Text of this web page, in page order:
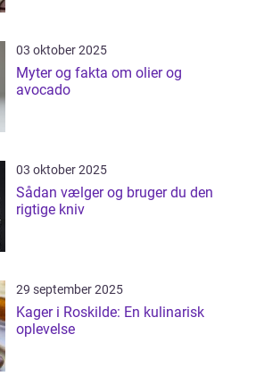
03 oktober 2025
Myter og fakta om olier og
avocado
03 oktober 2025
Sådan vælger og bruger du den
rigtige kniv
29 september 2025
Kager i Roskilde: En kulinarisk
oplevelse